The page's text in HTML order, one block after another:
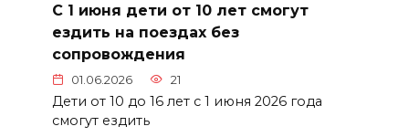
С 1 июня дети от 10 лет смогут
ездить на поездах без
сопровождения
01.06.2026 21
Дети от 10 до 16 лет с 1 июня 2026 года
смогут ездить